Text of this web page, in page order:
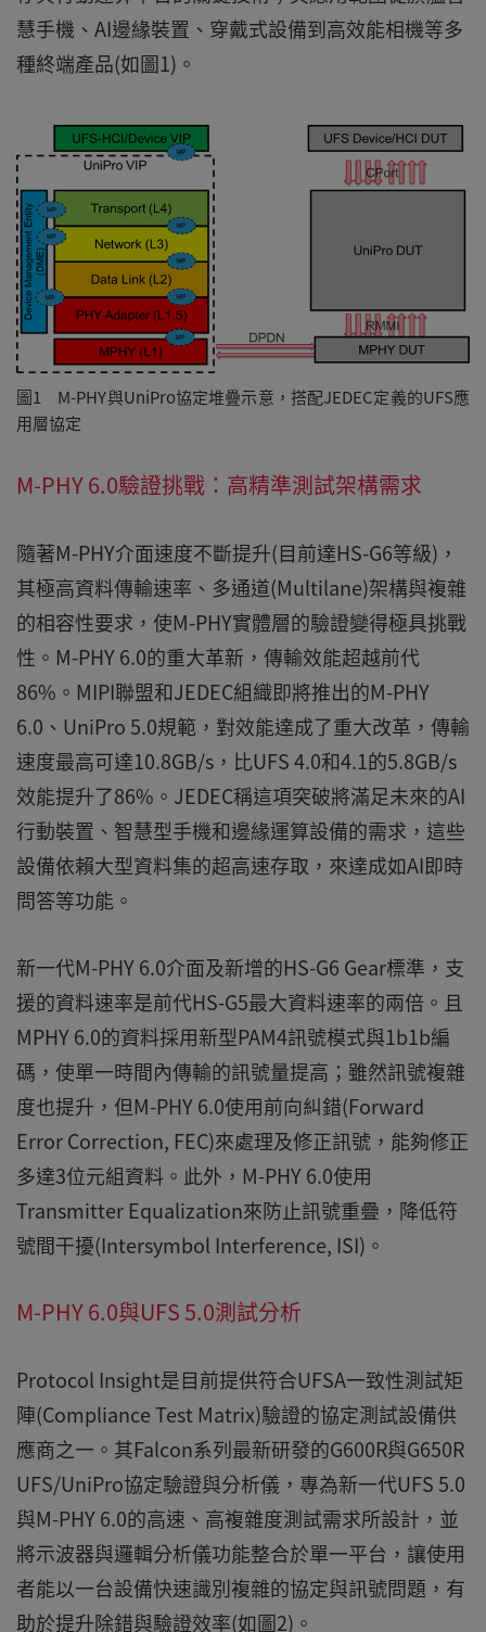
慧手機、AI邊緣裝置、穿戴式設備到高效能相機等多
種終端產品(如圖1)。
圖1 M-PHY與UniPro協定堆疊示意，搭配JEDEC定義的UFS應
用層協定
M-PHY 6.0驗證挑戰：高精準測試架構需求
隨著M-PHY介面速度不斷提升(目前達HS-G6等級)，
其極高資料傳輸速率、多通道(Multilane)架構與複雜
的相容性要求，使M-PHY實體層的驗證變得極具挑戰
性。M-PHY 6.0的重大革新，傳輸效能超越前代
86%。MIPI聯盟和JEDEC組織即將推出的M-PHY
6.0、UniPro 5.0規範，對效能達成了重大改革，傳輸
速度最高可達10.8GB/s，比UFS 4.0和4.1的5.8GB/s
效能提升了86%。JEDEC稱這項突破將滿足未來的AI
行動裝置、智慧型手機和邊緣運算設備的需求，這些
設備依賴大型資料集的超高速存取，來達成如AI即時
問答等功能。
新一代M-PHY 6.0介面及新增的HS-G6 Gear標準，支
援的資料速率是前代HS-G5最大資料速率的兩倍。且
MPHY 6.0的資料採用新型PAM4訊號模式與1b1b編
碼，使單一時間內傳輸的訊號量提高；雖然訊號複雜
度也提升，但M-PHY 6.0使用前向糾錯(Forward
Error Correction, FEC)來處理及修正訊號，能夠修正
多達3位元組資料。此外，M-PHY 6.0使用
Transmitter Equalization來防止訊號重疊，降低符
號間干擾(Intersymbol Interference, ISI)。
M-PHY 6.0與UFS 5.0測試分析
Protocol Insight是目前提供符合UFSA一致性測試矩
陣(Compliance Test Matrix)驗證的協定測試設備供
應商之一。其Falcon系列最新研發的G600R與G650R
UFS/UniPro協定驗證與分析儀，專為新一代UFS 5.0
與M-PHY 6.0的高速、高複雜度測試需求所設計，並
將示波器與邏輯分析儀功能整合於單一平台，讓使用
者能以一台設備快速識別複雜的協定與訊號問題，有
助於提升除錯與驗證效率(如圖2)。